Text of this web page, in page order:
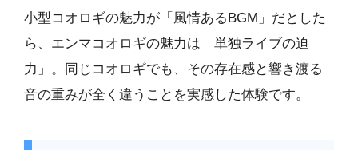
小型コオロギの魅力が「風情あるBGM」だとした
ら、エンマコオロギの魅力は「単独ライブの迫
力」。同じコオロギでも、その存在感と響き渡る
音の重みが全く違うことを実感した体験です。